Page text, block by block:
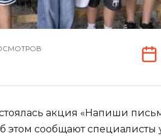
акция «Напиши
этом сообщают